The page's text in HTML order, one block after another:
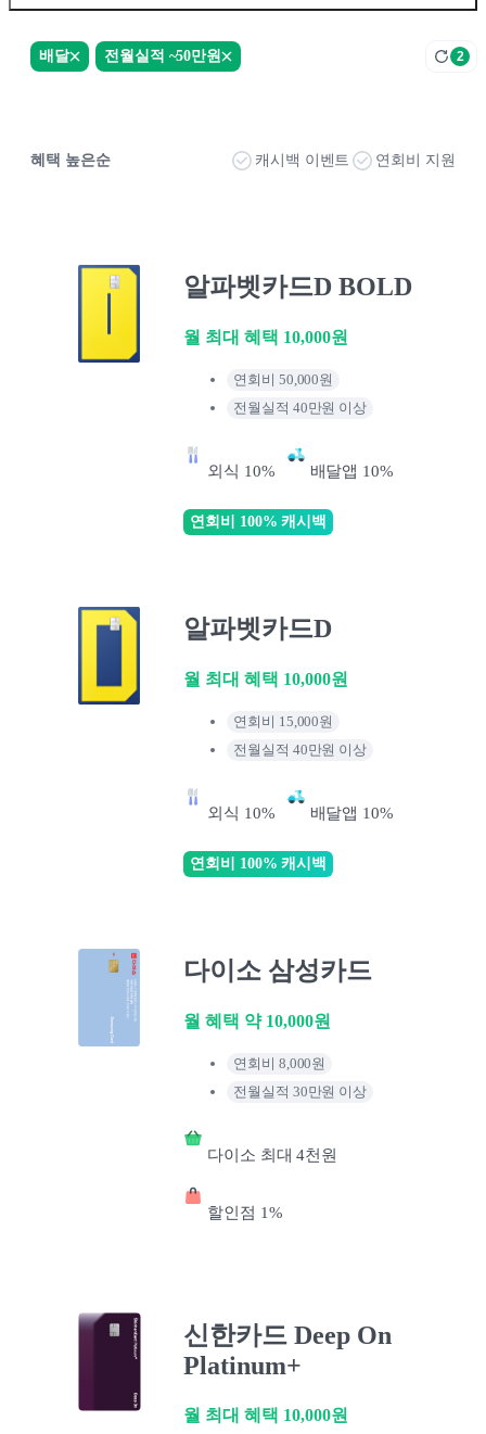
배달 전월실적 ~50만원 2
혜택 높은순 캐시백 이벤트 연회비 지원
알파벳카드D BOLD
월 최대 혜택 10,000원
연회비 50,000원
전월실적 40만원 이상
외식 10% 배달앱 10%
연회비 100% 캐시백
알파벳카드D
월 최대 혜택 10,000원
연회비 15,000원
전월실적 40만원 이상
외식 10% 배달앱 10%
연회비 100% 캐시백
다이소 삼성카드
월 혜택 약 10,000원
연회비 8,000원
전월실적 30만원 이상
다이소 최대 4천원
할인점 1%
신한카드 Deep On
Platinum+
월 최대 혜택 10,000원